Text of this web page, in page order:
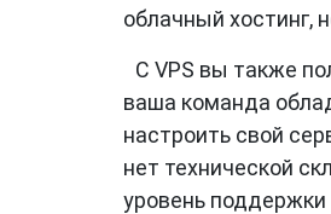
облачный хостинг,
С VPS вы также
ваша команда
настроить свой
нет технической
уровень поддержки